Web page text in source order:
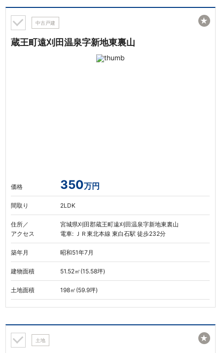
中古戸建
蔵王町遠刈田温泉字新地東裏山
価格 350万円
間取り 2LDK
住所／
アクセス
宮城県刈田郡蔵王町遠刈田温泉字新地東裏山
電車: ＪＲ東北本線 東白石駅 徒歩232分
築年月 昭和51年7月
建物面積 51.52㎡(15.58坪)
土地面積 198㎡(59.9坪)
★
土地 ★